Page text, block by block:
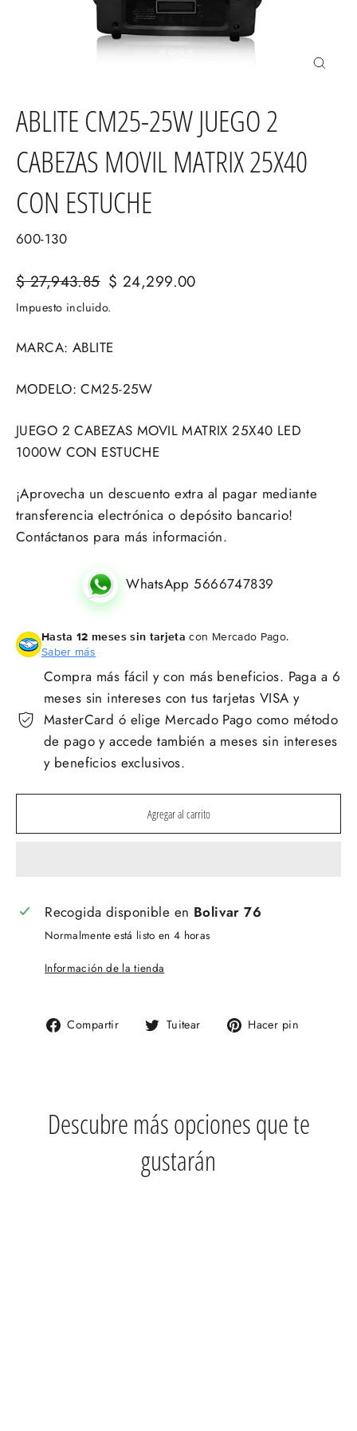
ABLITE CM25-25W JUEGO 2
CABEZAS MOVIL MATRIX 25X40
CON ESTUCHE
600-130
Precio
habitual
$ 27,943.85 Precio
$ 24,299.00
Impuesto incluido.
MARCA: ABLITE
MODELO: CM25-25W
JUEGO 2 CABEZAS MOVIL MATRIX 25X40 LED
1000W CON ESTUCHE
¡Aprovecha un descuento extra al pagar mediante
transferencia electrónica o depósito bancario!
Contáctanos para más información.
WhatsApp 5666747839
Hasta 12 meses sin tarjeta con Mercado Pago.
Saber más
Compra más fácil y con más beneficios. Paga a 6
meses sin intereses con tus tarjetas VISA y
MasterCard ó elige Mercado Pago como método
de pago y accede también a meses sin intereses
y beneficios exclusivos.
Agregar al carrito
Recogida disponible en Bolivar 76
Normalmente está listo en 4 horas
Información de la tienda
Compartir
Compartir
Tuitear
TuitearHacer pin
Descubre más opciones que te
gustarán